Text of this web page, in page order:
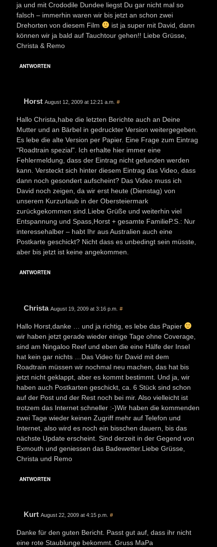
ja und mit Crododile Dundee liegst Du gar nicht mal so
falsch – immerhin waren wir bis jetzt an schon zwei
Drehorten von diesem Film
ist ja super mit David, dann
können wir ja bald auf Tauchtour gehen!! Liebe Grüsse,
Christa & Remo
ANTWORTEN
Horst August 12, 2009 at 12:21 a.m. #
Hallo Christa,habe die letzten Berichte auch an Deine
Mutter und an Bärbel in gedruckter Version weitergegeben.
Es lebe die alte Version per Papier. Eine Frage zum Eintrag
"Roadtrain spezial". Ich erhalte hier immer eine
Fehlermeldung, dass der Eintrag nicht gefunden werden
kann. Versteckt sich hinter diesem Eintrag das Video, dass
dann noch gesondert aufscheint? Das Video muss ich
David noch zeigen, da wir erst heute (Dienstag) von
unserem Kurzurlaub in der Obersteiermark
zurückgekommen sind.Liebe Grüße und weiterhin viel
Entspannung und Spass,Horst + gesamte FamilieP.S.: Nur
interessehalber – habt Ihr aus Australien auch eine
Postkarte geschickt? Nicht dass es unbedingt sein müsste,
aber bis jetzt ist keine angekommen.
ANTWORTEN
Christa August 19, 2009 at 3:16 p.m. #
Hallo Horst,danke … und ja richtig, es lebe das Papier
wir haben jetzt gerade wieder einige Tage ohne Coverage,
sind am Ningaloo Reef und eben die eine Hälfe der Insel
hat kein gar nichts …Das Video für David mit dem
Roadtrain müssen wir nochmal neu machen, das hat bis
jetzt nicht geklappt, aber es kommt bestimmt. Und ja, wir
haben auch Postkarten geschickt, ca. 6 Stück sind schon
auf der Post und der Rest noch bei mir. Also vielleicht ist
trotzem das Internet schneller :-)Wir haben die kommenden
zwei Tage wieder keinen Zugriff mehr auf Telefon und
Internet, also wird es noch ein bisschen dauern, bis das
nächste Update erscheint. Sind derzeit in der Gegend von
Exmouth und geniessen das Badewetter.Liebe Grüsse,
Christa und Remo
ANTWORTEN
Kurt August 22, 2009 at 4:15 p.m. #
Danke für den guten Bericht. Passt gut auf, dass ihr nicht
eine rote Staublunge bekommt. Gruss MaPa